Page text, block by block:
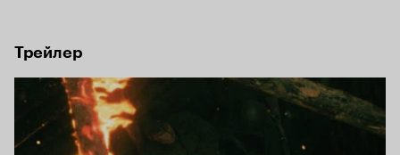
который переносит их в 1941 год.
Трейлер